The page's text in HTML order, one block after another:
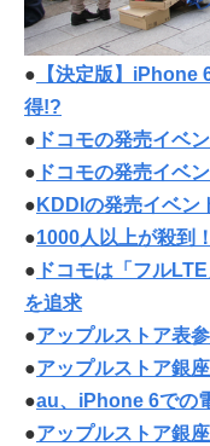
● 【決定版】iPhone
得!?
● ドコモの発売イベ
● ドコモの発売イベ
● KDDIの発売イベン
●1000人以上が殺到
● ドコモは「フル
を追求
●アップルストア表
●アップルストア銀
●au、iPhone 6での
●アップルストア銀